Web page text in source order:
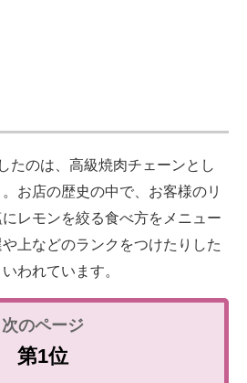
線
の話題
たのは、高級焼肉チェーンとし
お店の歴史の中で、お客様のリ
レモンを絞る食べ方をメニュー
上などのランクをつけたりした
われています。
第1位